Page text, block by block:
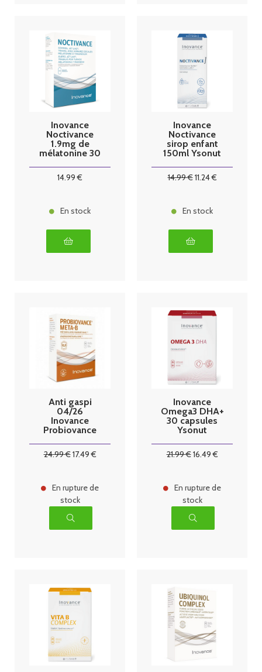
Inovance
Noctivance
1.9mg de
mélatonine 30
14.99 €
En stock
Inovance
Noctivance
sirop enfant
150ml Ysonut
14.99€11.24€
En stock
Anti gaspi
04/26
Inovance
Probiovance
24.99€17.49€
En rupture de
stock
Inovance
Omega3 DHA+
30 capsules
Ysonut
21.99€16.49€
En rupture de
stock